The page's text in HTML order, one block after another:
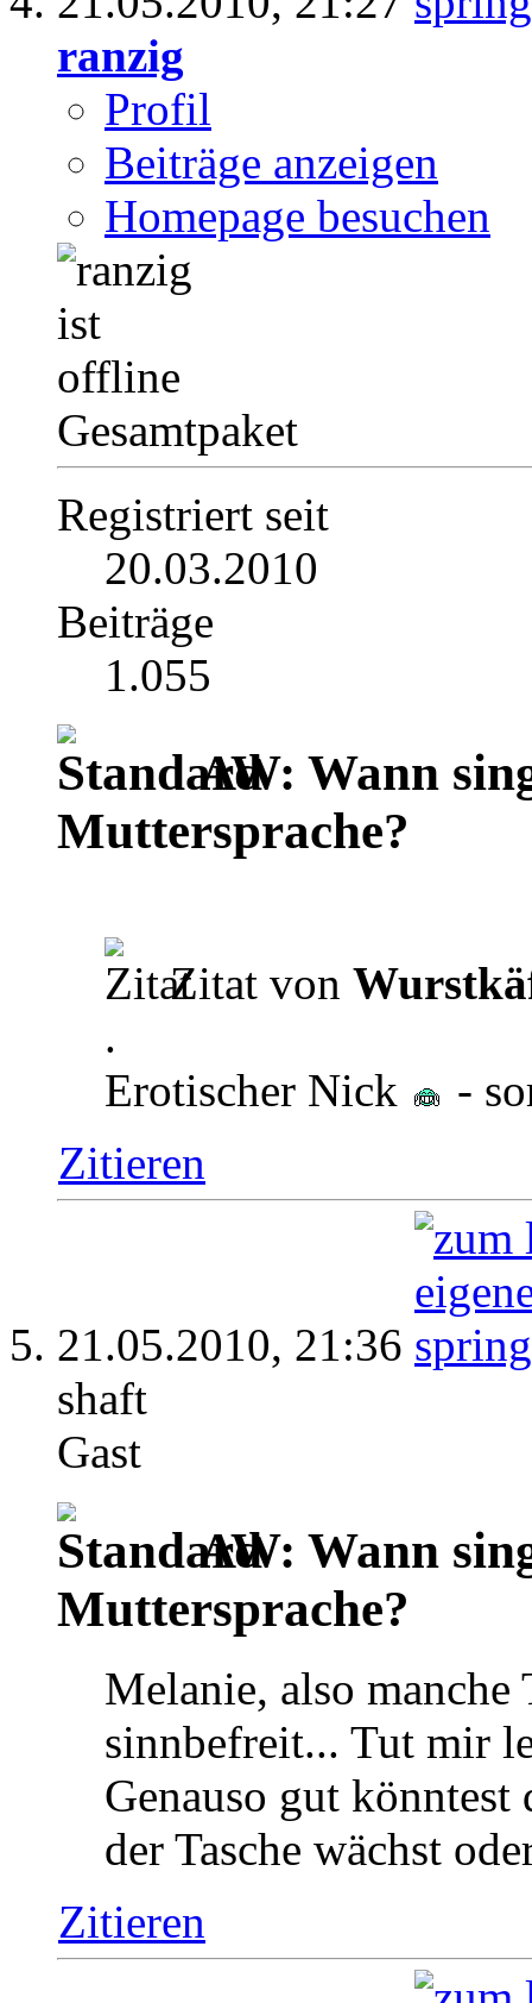
ranzig
Profil
Beiträge anzeigen
Homepage besuchen
Gesamtpaket
Registriert seit
20.03.2010
Beiträge
1.055
AW: Wann
Muttersprache?
Zitat von
.
Erotischer Nick
-
Zitieren
21.05.2010, 21:36
shaft
Gast
AW: Wann
Muttersprache?
Melanie, also
sinnbefreit... Tut mir
Genauso gut
der Tasche wächst
Zitieren